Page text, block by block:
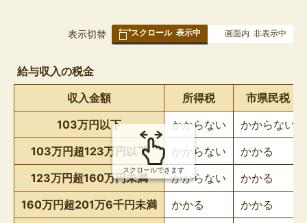
表
み
の
表示切替 スクロール 表示中 画面内 非表示中
給与収入の税金
収入金額
所得税
市県民税
103万円以下
かからない
かからない
103万円超123万円以下
かからない
かかる
123万円超160万円未満
かからない
かかる
160万円超201万6千円未満
かかる
かかる
スクロールできます